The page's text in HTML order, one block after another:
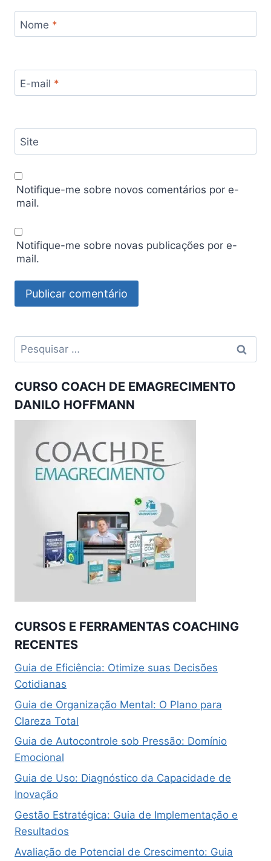
Nome *
E-mail *
Site
Notifique-me sobre novos comentários por e-
mail.
Notifique-me sobre novas publicações por e-
mail.
Pesquisar
por:
CURSO COACH DE EMAGRECIMENTO
DANILO HOFFMANN
CURSOS E FERRAMENTAS COACHING
RECENTES
Guia de Eficiência: Otimize suas Decisões
Cotidianas
Guia de Organização Mental: O Plano para
Clareza Total
Guia de Autocontrole sob Pressão: Domínio
Emocional
Guia de Uso: Diagnóstico da Capacidade de
Inovação
Gestão Estratégica: Guia de Implementação e
Resultados
Avaliação de Potencial de Crescimento: Guia